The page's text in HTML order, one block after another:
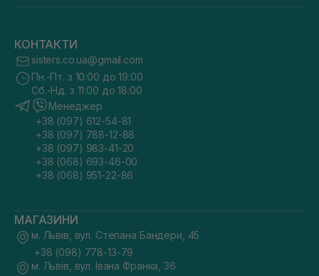
КОНТАКТИ
sisters.co.ua@gmail.com
Пн.-Пт. з 10:00 до 19:00
Сб.-Нд. з 11:00 до 18:00
Менеджер
+38 (097) 612-54-81
+38 (097) 788-12-88
+38 (097) 983-41-20
+38 (068) 693-46-00
+38 (068) 951-22-86
МАГАЗИНИ
м. Львів, вул. Степана Бандери, 45
+38 (098) 778-13-79
м. Львів, вул. Івана Франка, 36